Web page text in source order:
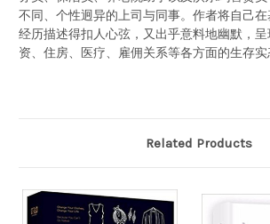
不同、个性迥异的上司与同事。作者将自己
经历描述得扣人心弦，又出乎意料地幽默，
资、住房、医疗、雇佣关系等各方面的生存实
Related Products